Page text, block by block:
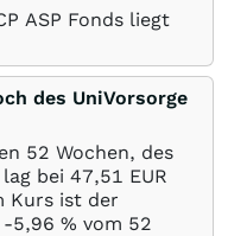
ASP Fonds liegt
des UniVorsorge
52 Wochen, des
lag bei 47,51 EUR
Kurs ist der
-5,96 % vom 52